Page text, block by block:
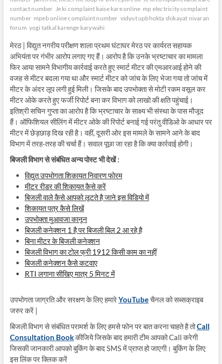
contact number Je ki complaint kaise kare online mp electricity complaint
number mpeb online complaint number vidyut upbhokta shikayat nivaran
forum yogi tatkal karenge karywahi
मेरठ | विद्युत नगरीय परीक्षण शाला प्रथम घंटाघर मेरठ पर कार्यरत सहायक
अभियंता पर गंभीर आरोप लगाए गए हैं। आरोप है कि उनके भ्रष्टाचार का मामला
फिर आया सामने विभागीय कार्रवाई करते हुए स्मार्ट मीटर की एमआरआई होने की
वजह से मीटर बदला गया था और स्मार्ट मीटर को जांच के लिए भेजा गया तो जांच में
मीटर के अंदर लूप लगी हुई मिली। जिसके बाद उपभोक्ता से मोटी रकम वसूल कर
मीटर ओके करते हुए फर्जी रिपोर्ट बना कर विभाग को लाखो की क्षति पहुंचाई।
इतिश्री सचिन गुप्ता का आरोप है कि भ्रष्टाचार के साक्ष्य भी संस्था के पास मौजूद
हैं। ऑफिशियल सीलिंग में मीटर ओके की रिपोर्ट बनाई गई परंतु वीडिओ के आधार पर
मीटर में छेड़छाड़ दिख रही है। वहीं, दूसरी ओर इस मामले के सामने आने के बाद
विभाग में तरह-तरह की चर्चा हैं। सवाल पूछा जा रहा है कि क्या कार्रवाई होगी।
बिजली विभाग से संबंधित अन्य पोस्ट भी देखें :
विद्युत उपभोगता शिकायत निवारण फोरम
मीटर रीडर की शिकायत कैसे करें
बिजली वाले कैसे आपको लूटते है जाने इस विडियो में
शिकायत पत्र कैसे लिखें
उपभोक्ता मुआवजा कानून
बिजली कनेक्शन 1 है पर बिजली बिल 2 आ रहे है
बिना मीटर के बिजली कनेक्शन
बिजली विभाग का टोल फ्री 1912 किसी काम का नहीं
बिजली कनेक्शन कैसे कटवाए
RTI लगाना सीखिए मात्र 5 मिनट में
उपभोगता जाग्रति और सरक्षण के लिए हमारेYouTubeचैनल को सब्सक्राइब
जरुर करें |
बिजली विभाग से संबंधित परामर्श के लिए हमसे फोन पर बात करना चाहते है तोCall
Consultation Bookकीजिये जिसके बाद हमारी टीम आपको Call करेगी
जिसकी जानकारी आपको बुकिंग के बाद SMS में प्राप्त हो जाएगी। बुकिंग के लिए
इस लिंक पर क्लिक करें